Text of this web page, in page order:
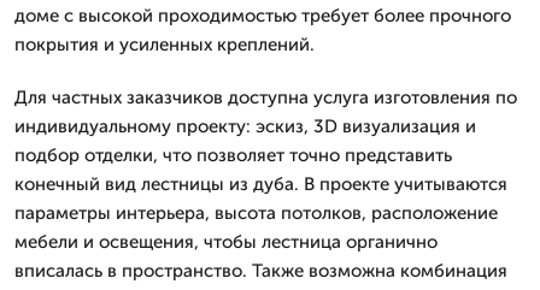
доме с высокой проходимостью требует более прочного
покрытия и усиленных креплений.
Для частных заказчиков доступна услуга изготовления по
индивидуальному проекту: эскиз, 3D визуализация и
подбор отделки, что позволяет точно представить
конечный вид лестницы из дуба. В проекте учитываются
параметры интерьера, высота потолков, расположение
мебели и освещения, чтобы лестница органично
вписалась в пространство. Также возможна комбинация